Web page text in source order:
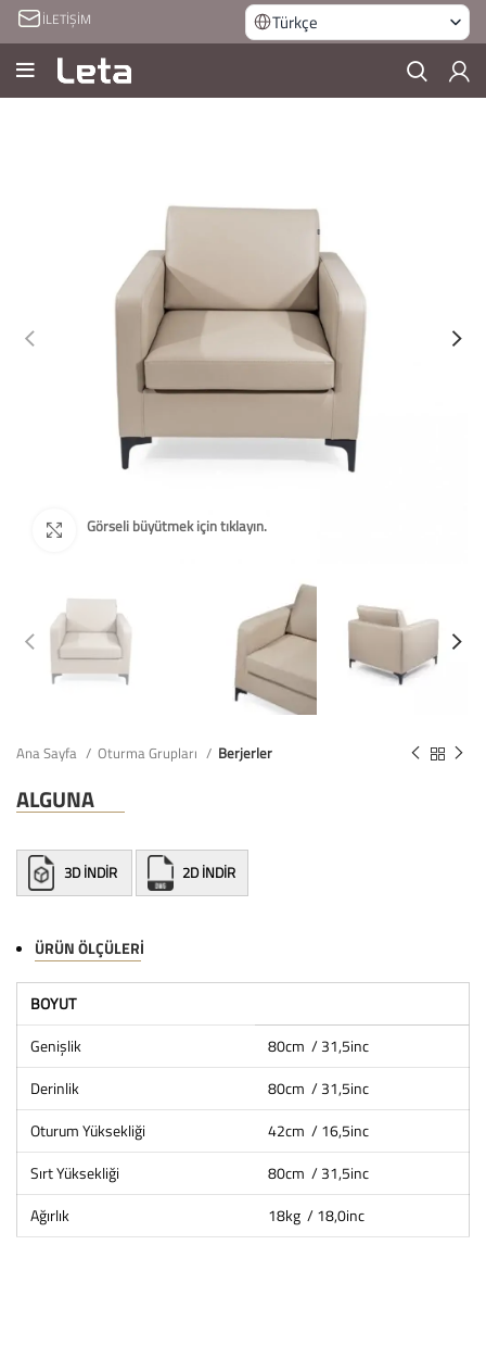
İLETİŞİM Türkçe
Ana Sayfa Oturma Grupları Berjerler
ALGUNA
3D İNDİR 2D İNDİR
ÜRÜN ÖLÇÜLERI
BOYUT
Genişlik
80cm / 31,5inc
Derinlik
80cm / 31,5inc
Oturum Yüksekliği
42cm / 16,5inc
Sırt Yüksekliği
80cm / 31,5inc
Ağırlık
18kg / 18,0inc